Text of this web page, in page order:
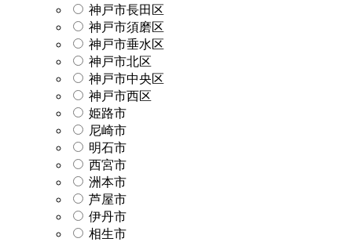
神戸市長田区
神戸市須磨区
神戸市垂水区
神戸市北区
神戸市中央区
神戸市西区
姫路市
尼崎市
明石市
西宮市
洲本市
芦屋市
伊丹市
相生市